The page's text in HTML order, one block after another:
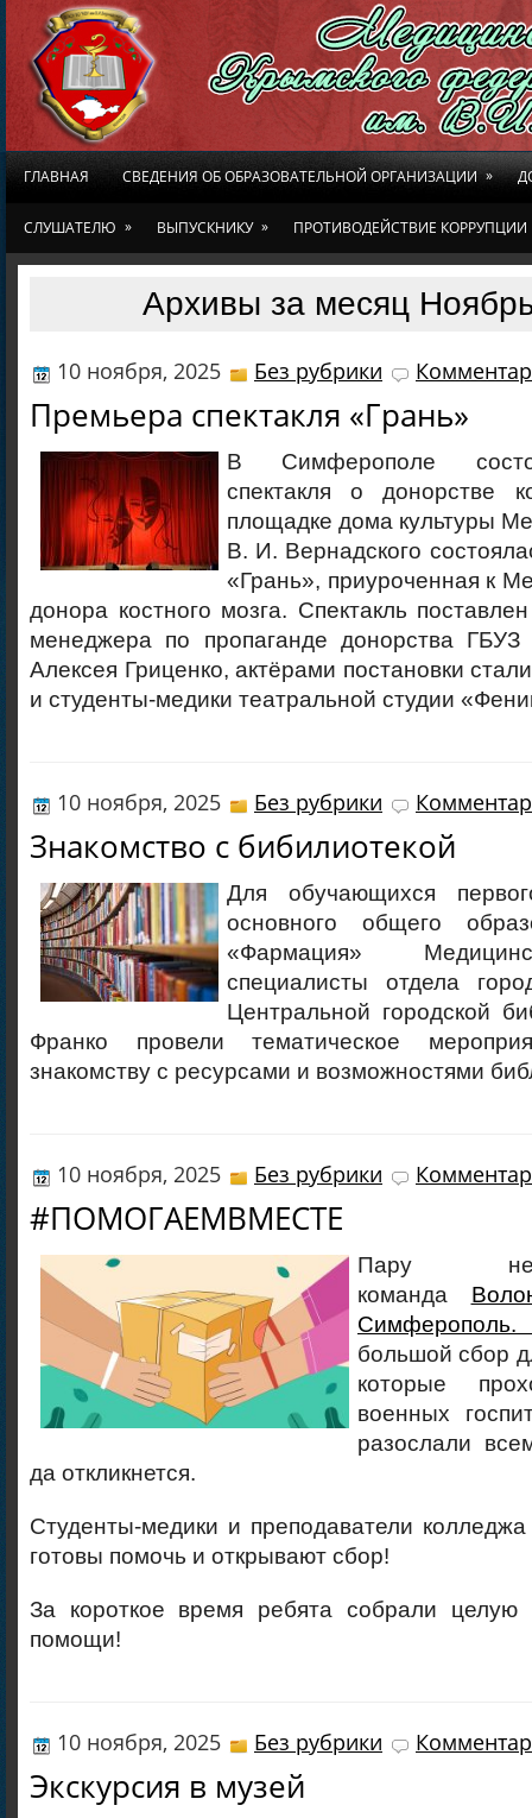
ГЛАВНАЯ СВЕДЕНИЯ ОБ ОБРАЗОВАТЕЛЬНОЙ ОРГАНИЗАЦИИ »
СЛУШАТЕЛЮ » ВЫПУСКНИКУ » ПРОТИВОДЕЙСТВИЕ КОРРУПЦИИ
Архивы за месяц
10 ноября, 2025 Без рубрики
Премьера спектакля «Грань»
В Симферополе
спектакля о донорстве
площадке дома культуры
В. И. Вернадского
«Грань», приуроченная к
донора костного мозга. Спектакль
менеджера по пропаганде донорства
Алексея Гриценко, актёрами постановки
и студенты-медики театральной студии
10 ноября, 2025 Без рубрики
Знакомство с бибилиотекой
Для обучающихся
основного общего
«Фармация»
специалисты отдела
Центральной городской
Франко провели тематическое
знакомству с ресурсами и возможностями
10 ноября, 2025 Без рубрики
#ПОМОГАЕМВМЕСТЕ
Пару
команда
большой сбор
которые
военных
разослали
да откликнется.
Студенты-медики и преподаватели
готовы помочь и открывают сбор!
За короткое время ребята собрали целую
помощи!
10 ноября, 2025 Без рубрики
Экскурсия в музей